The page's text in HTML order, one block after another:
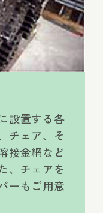
設置する各
チェア、そ
接金網など
、チェアを
ーもご用意